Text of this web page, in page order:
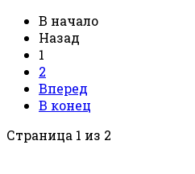
В начало
Назад
1
2
Вперед
В конец
Страница 1 из 2